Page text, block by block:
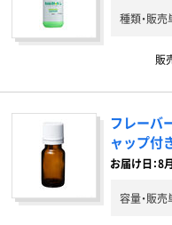
種類・販
販
フレーバ
ャップ付
お届け日：8
容量・販